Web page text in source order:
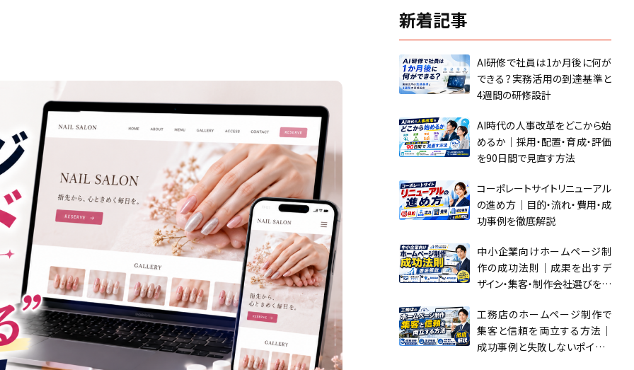
新着記事
AI研修で社員は1か月後に何が
できる？実務活用の到達基準と
4週間の研修設計
AI時代の人事改革をどこから始
めるか｜採用・配置・育成・評価
を90日間で見直す方法
コーポレートサイトリニューアル
の進め方｜目的・流れ・費用・成
功事例を徹底解説
中小企業向けホームページ制
作の成功法則｜成果を出すデ
ザイン・集客・制作会社選びを徹
工務店のホームページ制作で
集客と信頼を両立する方法｜
成功事例と失敗しないポイント